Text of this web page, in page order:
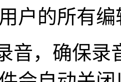
户的所有
音，确保